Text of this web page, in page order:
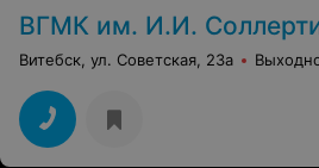
ВГМК им. И.И.
Витебск, ул. Советская, 23а